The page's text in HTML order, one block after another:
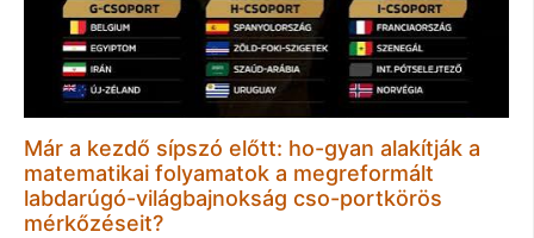
Már a kezdő sípszó előtt: ho-gyan alakítják a
matematikai folyamatok a megreformált
labdarúgó-világbajnokság cso-portkörös
mérkőzéseit?